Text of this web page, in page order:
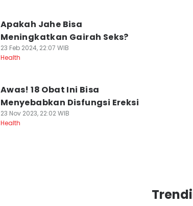
Apakah Jahe Bisa
Meningkatkan Gairah Seks?
23 Feb 2024, 22:07 WIB
Health
Awas! 18 Obat Ini Bisa
Menyebabkan Disfungsi Ereksi
23 Nov 2023, 22:02 WIB
Health